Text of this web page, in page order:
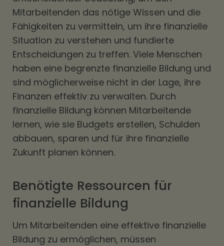
Mitarbeitenden das nötige Wissen und die
Fähigkeiten zu vermitteln, um ihre finanzielle
Situation zu verstehen und fundierte
Entscheidungen zu treffen. Viele Menschen
haben eine begrenzte finanzielle Bildung und
sind möglicherweise nicht in der Lage, ihre
Finanzen effektiv zu verwalten. Durch
finanzielle Bildung können Mitarbeitende
lernen, wie sie Budgets erstellen, Schulden
abbauen, sparen und für ihre finanzielle
Zukunft planen können.
Benötigte Ressourcen für
finanzielle Bildung
Um Mitarbeitenden eine effektive finanzielle
Bildung zu ermöglichen, müssen